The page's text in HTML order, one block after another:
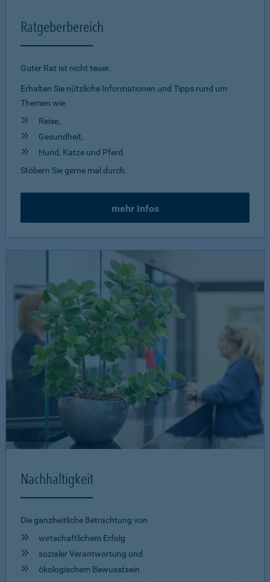
Ratgeberbereich
Guter Rat ist nicht teuer.
Erhalten Sie nützliche Informationen und Tipps rund um
Themen wie
Reise,
Gesundheit,
Hund, Katze und Pferd.
Stöbern Sie gerne mal durch.
mehr Infos
Nachhaltigkeit
Die ganzheitliche Betrachtung von
wirtschaftlichem Erfolg
sozialer Verantwortung und
ökologischem Bewusstsein